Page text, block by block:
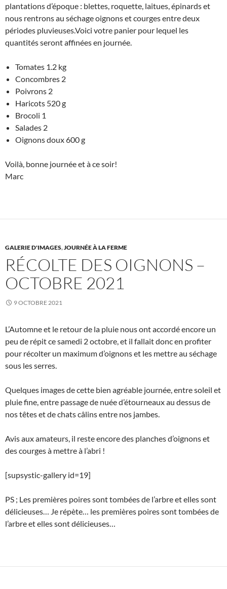
plantations d’époque : blettes, roquette, laitues, épinards et
nous rentrons au séchage oignons et courges entre deux
périodes pluvieuses.Voici votre panier pour lequel les
quantités seront affinées en journée.
Tomates 1.2 kg
Concombres 2
Poivrons 2
Haricots 520 g
Brocoli 1
Salades 2
Oignons doux 600 g
Voilà, bonne journée et à ce soir!
Marc
GALERIE D'IMAGES,JOURNÉE À LA FERME
RÉCOLTE DES OIGNONS –
OCTOBRE 2021
9 OCTOBRE 2021
L’Automne et le retour de la pluie nous ont accordé encore un
peu de répit ce samedi 2 octobre, et il fallait donc en profiter
pour récolter un maximum d’oignons et les mettre au séchage
sous les serres.
Quelques images de cette bien agréable journée, entre soleil et
pluie fine, entre passage de nuée d’étourneaux au dessus de
nos têtes et de chats câlins entre nos jambes.
Avis aux amateurs, il reste encore des planches d’oignons et
des courges à mettre à l’abri !
[supsystic-gallery id=19]
PS ; Les premières poires sont tombées de l’arbre et elles sont
délicieuses… Je répète… les premières poires sont tombées de
l’arbre et elles sont délicieuses…